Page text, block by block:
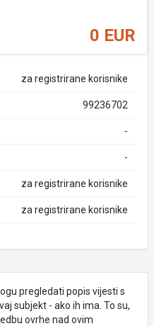
0 EUR
za registrirane korisnike
99236702
-
-
za registrirane korisnike
za registrirane korisnike
pregledati popis vijesti s
subjekt - ako ih ima. To su,
ovrhe nad ovim